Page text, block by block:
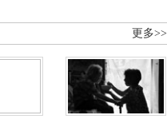
更多>>